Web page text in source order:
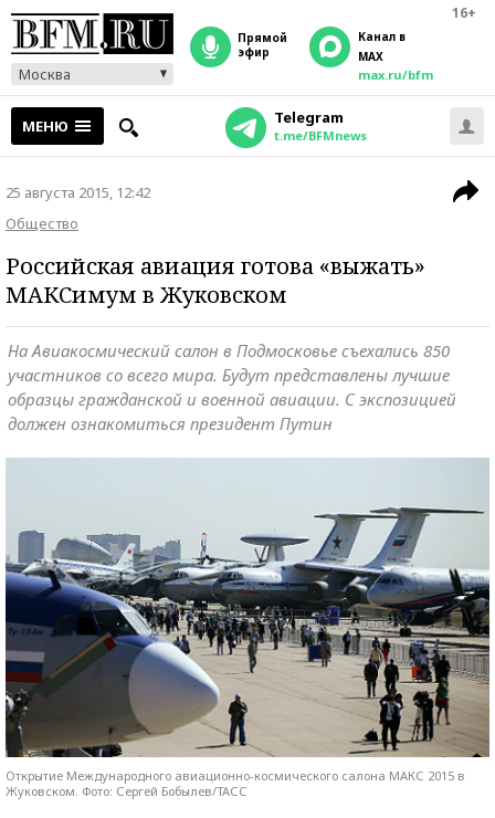
16+
Москва
прямой
эфир
Канал в
MAX
max.ru/bfm
МЕНЮ Telegram
t.me/BFMnews
25 августа 2015, 12:42
Общество
Российская авиация готова «выжать»
МАКСимум в Жуковском
На Авиакосмический салон в Подмосковье съехались 850
участников со всего мира. Будут представлены лучшие
образцы гражданской и военной авиации. С экспозицией
должен ознакомиться президент Путин
Открытие Международного авиационно-космического салона МАКС 2015 в
Жуковском. Фото: Сергей Бобылев/ТАСС